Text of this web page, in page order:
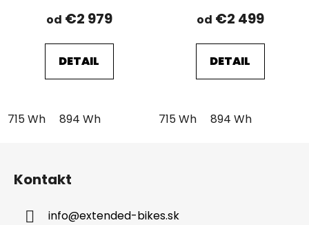
od €2 979
DETAIL
715 Wh 894 Wh
od €2 499
DETAIL
715 Wh 894 Wh
Kontakt
info@extended-bikes.sk